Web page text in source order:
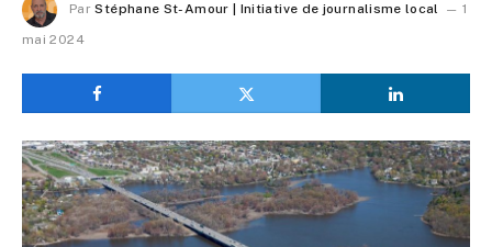
Par Stéphane St-Amour | Initiative de journalisme local
1
mai 2024